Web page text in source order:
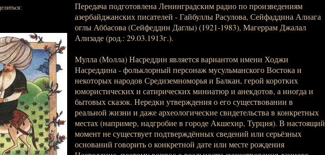
Передача подготовлена Ленинградским радио по произведениям
азербайджанских писателей - Гайбуллы Расулова, Сейфаддина Алиага
оглы Аббасова (Сейфеддин Даглы) (1921-1983), Магеррам Джалал
Ализаде (род.: 29.03.1913г.).
Мулла (Молла) Насреддин является вариантом имени Ходжи
Насреддина - фольклорный персонаж мусульманского Востока и
некоторых народов Средиземноморья и Балкан, герой коротких
юмористических и сатирических миниатюр и анекдотов, а иногда и
бытовых сказок. Нередки утверждения о его существовании в
реальной жизни и даже археологические свидетельства в конкретных
местах (например, надгробие в городе Акшехир, Турция). В настоящий
момент не существует подтверждённых сведений или серьёзных
оснований говорить о конкретной дате или месте рождения